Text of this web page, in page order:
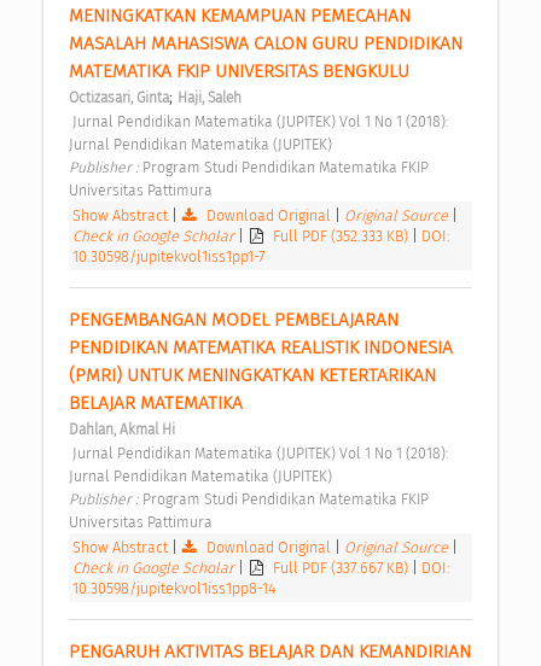
MENINGKATKAN KEMAMPUAN PEMECAHAN
MASALAH MAHASISWA CALON GURU PENDIDIKAN
MATEMATIKA FKIP UNIVERSITAS BENGKULU
Octizasari, Ginta; Haji, Saleh
Jurnal Pendidikan Matematika (JUPITEK)
Publisher : Program Studi Pendidikan Matematika FKIP
Universitas Pattimura
Show Abstract
Download Original Original Source
Check in Google Scholar
Full PDF (352.333 KB)
DOI:
10.30598/jupitekvol1iss1pp1-7
PENGEMBANGAN MODEL PEMBELAJARAN
PENDIDIKAN MATEMATIKA REALISTIK INDONESIA
(PMRI) UNTUK MENINGKATKAN KETERTARIKAN
BELAJAR MATEMATIKA
Dahlan, Akmal Hi
Jurnal Pendidikan Matematika (JUPITEK)
Publisher : Program Studi Pendidikan Matematika FKIP
Universitas Pattimura
Show Abstract
Download Original Original Source
Check in Google Scholar
Full PDF (337.667 KB)
DOI:
10.30598/jupitekvol1iss1pp8-14
PENGARUH AKTIVITAS BELAJAR DAN KEMANDIRIAN